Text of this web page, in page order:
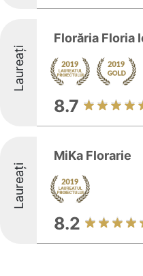
Laureați
Florăria Floria
8.7
Laureați
MiKa Florarie
8.2